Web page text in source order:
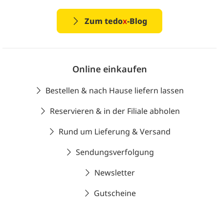
Zum tedox-Blog
Online einkaufen
Bestellen & nach Hause liefern lassen
Reservieren & in der Filiale abholen
Rund um Lieferung & Versand
Sendungsverfolgung
Newsletter
Gutscheine